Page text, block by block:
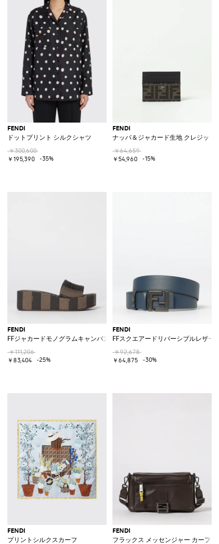
FENDI
ドットプリント シルクシャツ
￥300,600
￥195,390
-35%
FENDI
ナッパ＆ジャカード生地 クレジット
￥64,659
￥54,960
-15%
FENDI
FFジャカードモノグラムキャンバスサンシャインミュール
￥111,206
￥83,404
-25%
FENDI
FFスクエアードリバーシブルレザー
￥92,678
￥64,875
-30%
FENDI
プリントシルクスカーフ
FENDI
フラックス メッセンジャー カーフ